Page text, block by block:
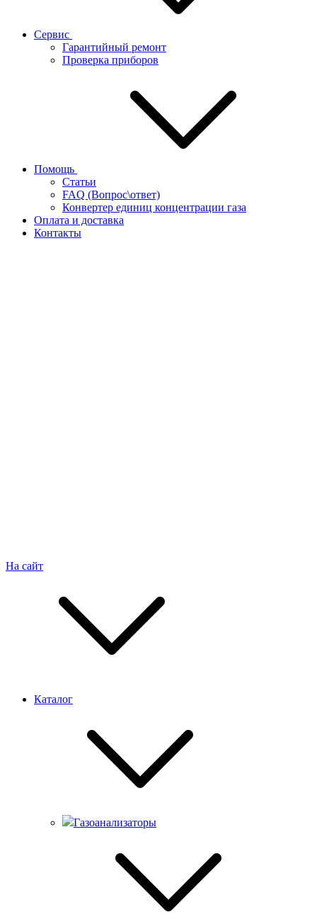
Сервис
Гарантийный ремонт
Проверка приборов
Помощь
Статьи
FAQ (Вопрос\ответ)
Конвертер единиц концентрации газа
Оплата и доставка
Контакты
На сайт
Каталог
Газоанализаторы